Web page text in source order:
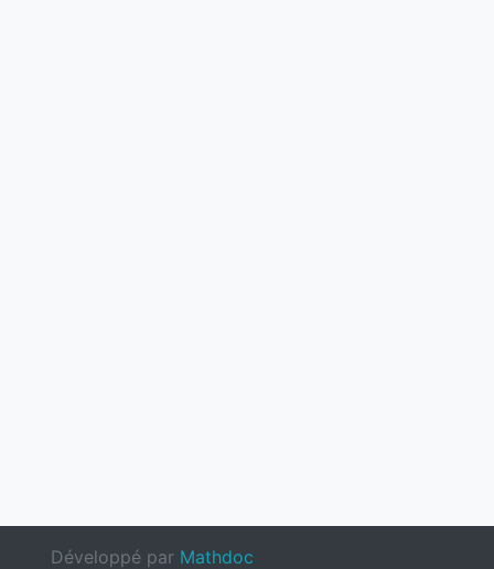
Développé par Mathdoc